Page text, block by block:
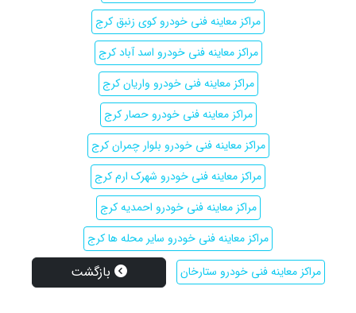
مراکز معاینه فنی خودرو کوی زنبق کرج
مراکز معاینه فنی خودرو اسد آباد کرج
مراکز معاینه فنی خودرو واریان کرج
مراکز معاینه فنی خودرو حصار کرج
مراکز معاینه فنی خودرو بلوار چمران کرج
مراکز معاینه فنی خودرو شهرک ارم کرج
مراکز معاینه فنی خودرو احمدیه کرج
مراکز معاینه فنی خودرو سایر محله ها کرج
مراکز معاینه فنی خودرو ستارخان
بازگشت